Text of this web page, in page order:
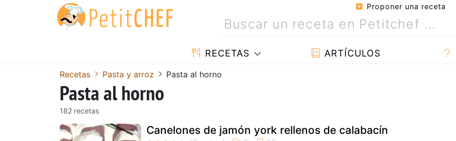
Proponer una receta
RECETAS ARTÍCULOS
Recetas Pasta y arroz Pasta al horno
Pasta al horno
182 recetas
Canelones de jamón york rellenos de calabacín